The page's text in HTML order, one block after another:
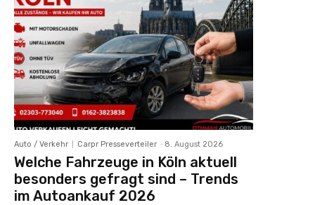
Auto / Verkehr Carpr Presseverteiler - 8. August 2026
Welche Fahrzeuge in Köln aktuell
besonders gefragt sind – Trends
im Autoankauf 2026